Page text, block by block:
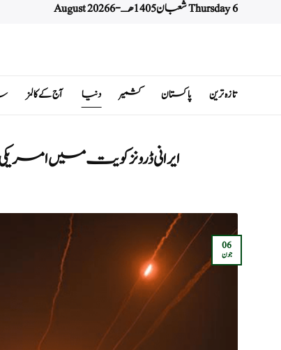
Thursday 6 شعبان 1405 هـ - 6 August 2026
تازہ ترین پاکستان کشمیر دنیا آج کے کالمز
ایرانی ڈرونز کویت میں
06
جون